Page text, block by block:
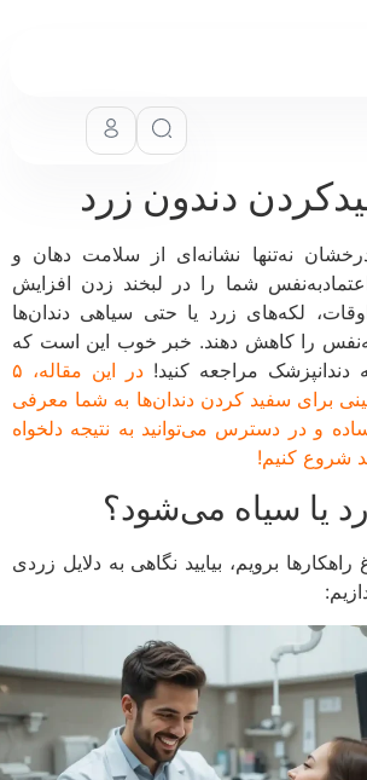
دندون زرد
نه‌تنها نشانه‌ای از سلامت دهان و
شما را در لبخند زدن افزایش
لکه‌های زرد یا حتی سیاهی دندان‌ها
را کاهش دهند. خبر خوب این است که
مراجعه کنید!
در این مقاله، ۵
سفید کردن دندان‌ها به شما معرفی
در دسترس می‌توانید به نتیجه دلخواه
کنیم!
سیاه می‌شود؟
برویم، بیایید نگاهی به دلایل زردی